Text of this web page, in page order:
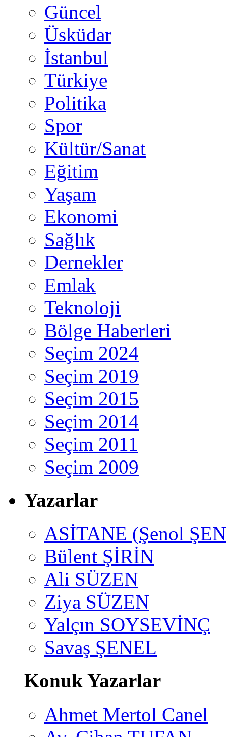
Güncel
Üsküdar
İstanbul
Türkiye
Politika
Spor
Kültür/Sanat
Eğitim
Yaşam
Ekonomi
Sağlık
Dernekler
Emlak
Teknoloji
Bölge Haberleri
Seçim 2024
Seçim 2019
Seçim 2015
Seçim 2014
Seçim 2011
Seçim 2009
Yazarlar
ASİTANE (Şenol
Bülent ŞİRİN
Ali SÜZEN
Ziya SÜZEN
Yalçın SOYSEVİNÇ
Savaş ŞENEL
Konuk Yazarlar
Ahmet Mertol Canel